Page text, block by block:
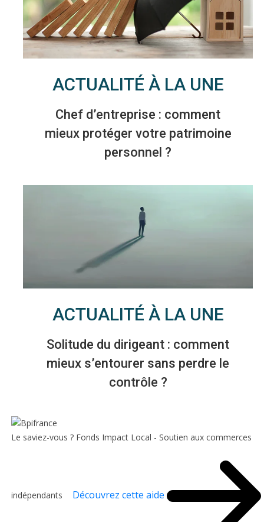
ACTUALITÉ À LA UNE
Chef d’entreprise : comment
mieux protéger votre patrimoine
personnel ?
ACTUALITÉ À LA UNE
Solitude du dirigeant : comment
mieux s’entourer sans perdre le
contrôle ?
Le saviez-vous ? Fonds Impact Local - Soutien aux commerces
indépendants Découvrez cette aide